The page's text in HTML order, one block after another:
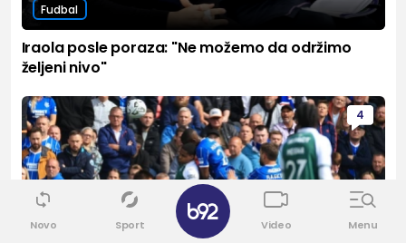
Fudbal
Iraola posle poraza: "Ne možemo da održimo
željeni nivo"
4
Novo Sport Video Menu
✕